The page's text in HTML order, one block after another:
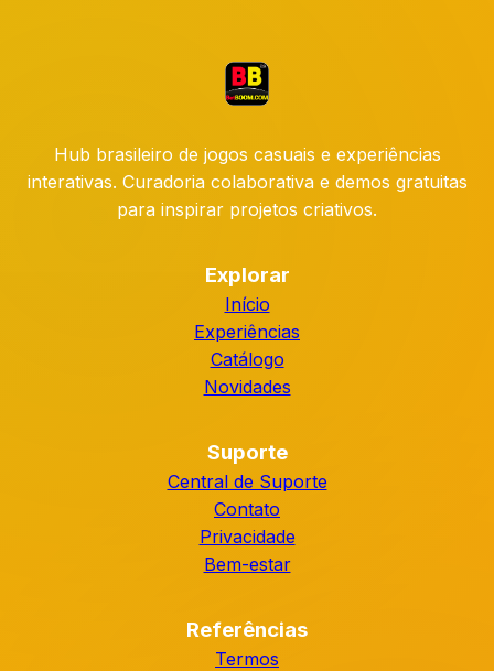
Hub brasileiro de jogos casuais e experiências
interativas. Curadoria colaborativa e demos gratuitas
para inspirar projetos criativos.
Explorar
Início
Experiências
Catálogo
Novidades
Suporte
Central de Suporte
Contato
Privacidade
Bem-estar
Referências
Termos